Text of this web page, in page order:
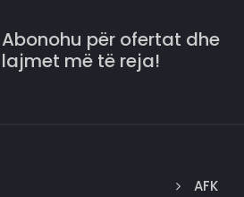
Abonohu për ofertat dhe
lajmet më të reja!
AFK